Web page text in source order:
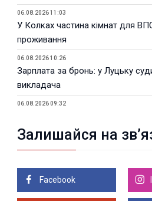
06.08.2026 11:03
У Колках частина кімнат для
проживання
06.08.2026 10:26
Зарплата за бронь: у Луцьку
викладача
06.08.2026 09:32
05.08.2026 21:18
Порівняння телеоб'єктивів
05.08.2026 21:00
У Луцьку на 99,9% готовий
Залишайся на
Facebook